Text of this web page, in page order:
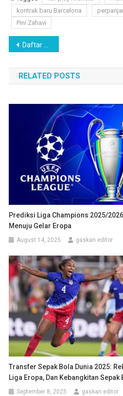
kontrak baru Barcelona
Pini Zahavi
Post
navigation
Daftar Pendek Para Pelatih Peraih Sextuple, Luis Enrique Berikutnya?
RELATED POSTS
Prediksi Liga Champions 2025/
Menuju Gelar Eropa
August 14, 2025 gaskan editor
Transfer Sepak Bola Dunia 2025:
Liga Eropa, Dan Kebangkitan Sepak
September 8, 2025 gaskan editor